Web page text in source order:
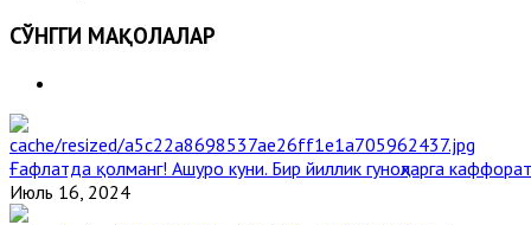
СЎНГГИ МАҚОЛАЛАР
Ғафлатда қолманг! Ашуро куни. Бир йиллик гуноҳларга
Июль 16, 2024